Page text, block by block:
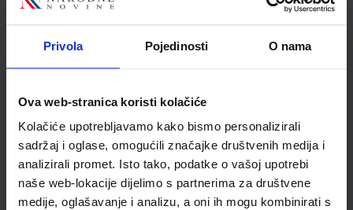
Privola Pojedinosti O nama
Ova web-stranica koristi kolačiće
Kolačiće upotrebljavamo kako bismo personalizirali
sadržaj i oglase, omogućili značajke društvenih medija i
analizirali promet. Isto tako, podatke o vašoj upotrebi
naše web-lokacije dijelimo s partnerima za društvene
medije, oglašavanje i analizu, a oni ih mogu kombinirati s
SKU: CIJENA:
ŠIFRA OMOTA:
GEA 2; radna bilježnica za geografiju u šestom razredu
osnovne škole
Orešić Tišma Vuk Bujan Kralj
Nakladnik: ŠKOLSKA KNJIGA d.d. Registarski broj ministarstva:7018-
DOM